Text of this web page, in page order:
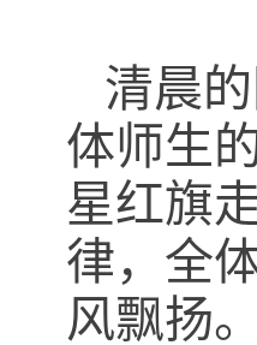
清晨
体师生
星红旗
律，全
风飘扬。